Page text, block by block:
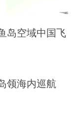
岛空域中国飞
领海内巡航